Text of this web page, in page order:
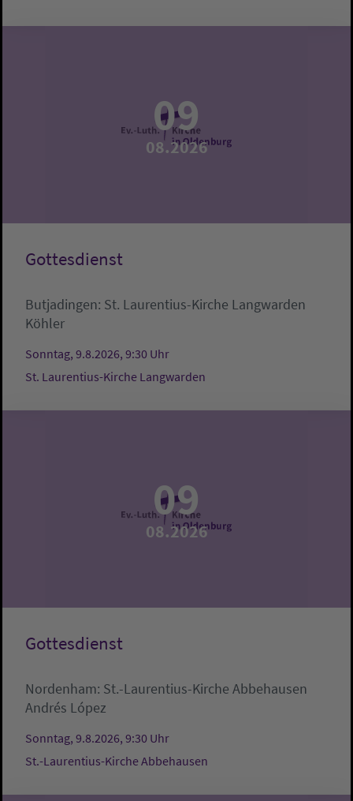
09
08.2026
Gottesdienst
Butjadingen: St. Laurentius-Kirche Langwarden
Köhler
Sonntag, 9.8.2026, 9:30 Uhr
St. Laurentius-Kirche Langwarden
09
08.2026
Gottesdienst
Nordenham: St.-Laurentius-Kirche Abbehausen
Andrés López
Sonntag, 9.8.2026, 9:30 Uhr
St.-Laurentius-Kirche Abbehausen